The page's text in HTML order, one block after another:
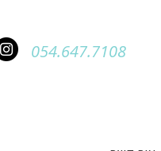
054.647.7108